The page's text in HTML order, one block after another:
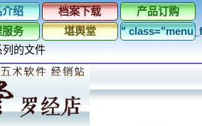
绍 档案下载
产品订购
务 堪舆堂
"
列的文件